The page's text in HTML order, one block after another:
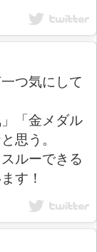
つ気にして
「金メダル
思う。
ルーできる
す！